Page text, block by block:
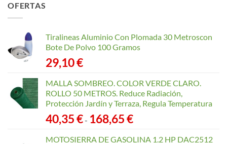
168,65 €
OFERTAS
Tiralineas Aluminio Con Plomada 30 Metroscon
Bote De Polvo 100 Gramos
29,10€
MALLA SOMBREO. COLOR VERDE CLARO.
ROLLO 50 METROS. Reduce Radiación,
Protección Jardín y Terraza, Regula Temperatura
40,35€- 168,65€Rango
precios:
MOTOSIERRA DE GASOLINA 1.2 HP DAC2512